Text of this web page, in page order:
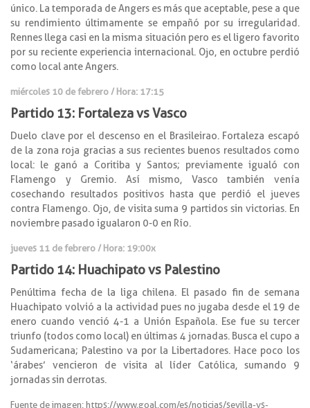
único. La temporada de Angers es más que aceptable, pese a que
su rendimiento últimamente se empañó por su irregularidad.
Rennes llega casi en la misma situación pero es el ligero favorito
por su reciente experiencia internacional. Ojo, en octubre perdió
como local ante Angers.
miércoles 10 de febrero / Hora: 17:15
Partido 13: Fortaleza vs Vasco
Duelo clave por el descenso en el Brasileirao. Fortaleza escapó
de la zona roja gracias a sus recientes buenos resultados como
local: le ganó a Coritiba y Santos; previamente igualó con
Flamengo y Gremio. Así mismo, Vasco también venía
cosechando resultados positivos hasta que perdió el jueves
contra Flamengo. Ojo, de visita suma 9 partidos sin victorias. En
noviembre pasado igualaron 0-0 en Río.
jueves 11 de febrero / Hora: 19:00x
Partido 14: Huachipato vs Palestino
Penúltima fecha de la liga chilena. El pasado fin de semana
Huachipato volvió a la actividad pues no jugaba desde el 19 de
enero cuando venció 4-1 a Unión Española. Ese fue su tercer
triunfo (todos como local) en últimas 4 jornadas. Busca el cupo a
Sudamericana; Palestino va por la Libertadores. Hace poco los
‘árabes’ vencieron de visita al líder Católica, sumando 9
jornadas sin derrotas.
Fuente de imagen: https://www.goal.com/es/noticias/sevilla-vs-